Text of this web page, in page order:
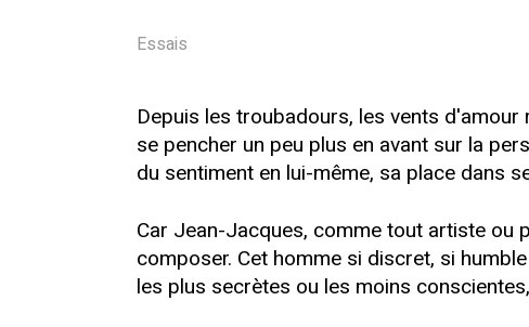
Essais
Depuis les troubadours, les vents
se pencher un peu plus en avant sur la
du sentiment en lui-même, sa place dans
Car Jean-Jacques, comme tout artiste ou
composer. Cet homme si discret, si
les plus secrètes ou les moins